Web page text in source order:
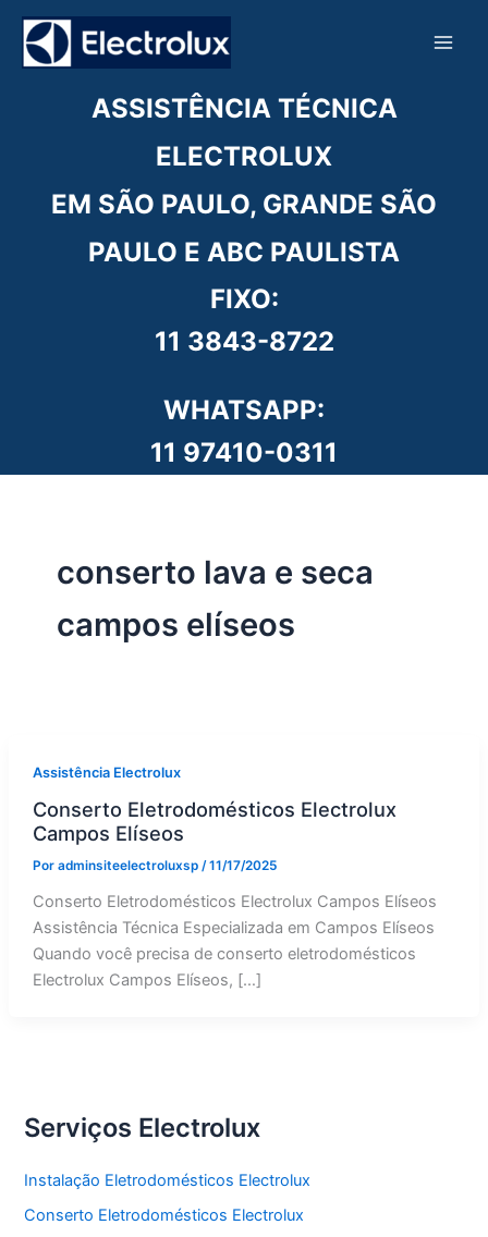
para
ASSISTÊNCIA TÉCNICA
ELECTROLUX
EM SÃO PAULO, GRANDE SÃO
PAULO E ABC PAULISTA
FIXO:
11 3843-8722
WHATSAPP:
11 97410-0311
conserto lava e seca
campos elíseos
Assistência Electrolux
Conserto Eletrodomésticos Electrolux
Campos Elíseos
Por adminsiteelectroluxsp /11/17/2025
Conserto Eletrodomésticos Electrolux Campos Elíseos
Assistência Técnica Especializada em Campos Elíseos
Quando você precisa de conserto eletrodomésticos
Electrolux Campos Elíseos, […]
Serviços Electrolux
Instalação Eletrodomésticos Electrolux
Conserto Eletrodomésticos Electrolux